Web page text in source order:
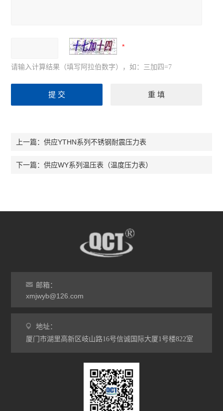
请输入计算结果（填写阿拉伯数字），如：三加四=7
上一篇：供应YTHN系列不锈钢耐震压力表
下一篇：供应WY系列温压表（温度压力表）
邮箱：
xmjwyb@126.com
地址：
厦门市湖里高新区岐山路16号信诚国际大厦1号楼822室